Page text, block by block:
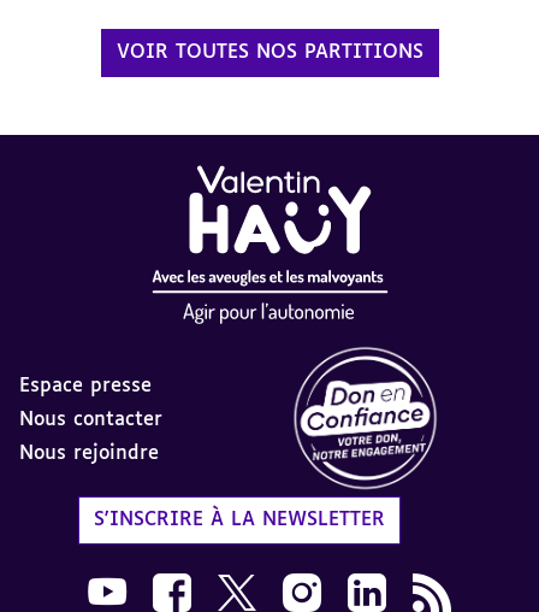
VOIR TOUTES NOS PARTITIONS
Espace presse
Nous contacter
Nous rejoindre
S'INSCRIRE À LA NEWSLETTER
Nous suivre sur Youtube AVH dans une
Nous suivre sur Facebook AVH dans
Nous suivre sur X AVH dans une
Nous suivre sur Instagram
Nous suivre sur
Flux RSS